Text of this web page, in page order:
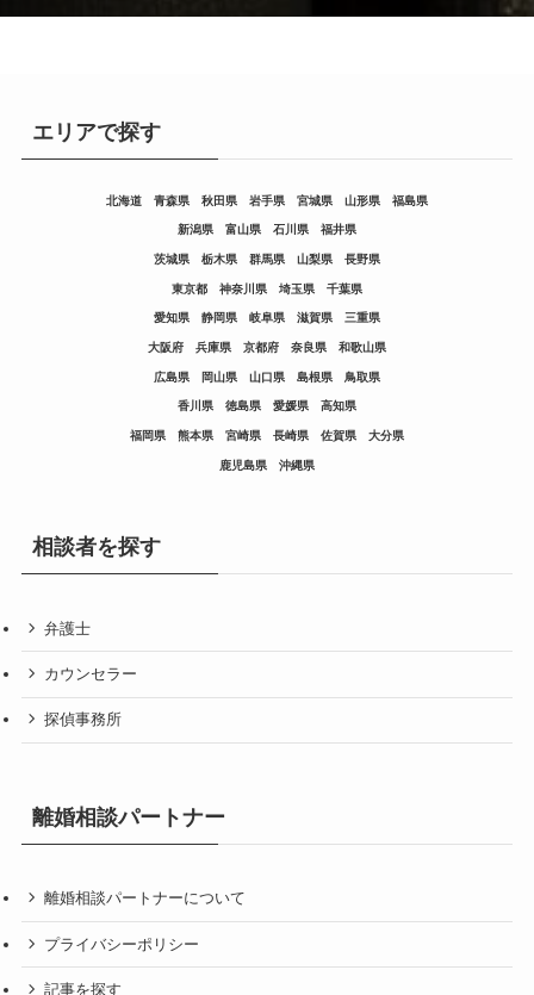
エリアで探す
北海道 青森県 秋田県 岩手県 宮城県 山形県 福島県
新潟県 富山県 石川県 福井県
茨城県 栃木県 群馬県 山梨県 長野県
東京都 神奈川県 埼玉県 千葉県
愛知県 静岡県 岐阜県 滋賀県 三重県
大阪府 兵庫県 京都府 奈良県 和歌山県
広島県 岡山県 山口県 島根県 鳥取県
香川県 徳島県 愛媛県 高知県
福岡県 熊本県 宮崎県 長崎県 佐賀県 大分県
鹿児島県 沖縄県
相談者を探す
弁護士
カウンセラー
探偵事務所
離婚相談パートナー
離婚相談パートナーについて
プライバシーポリシー
記事を探す